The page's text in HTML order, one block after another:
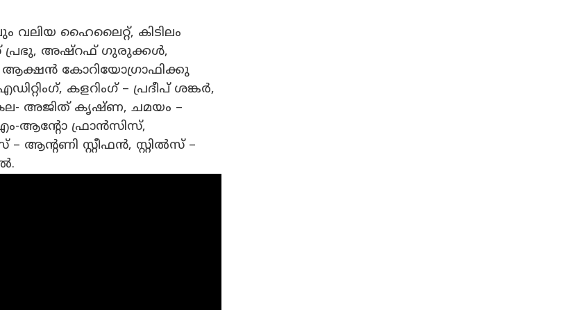
വലിയ ഹൈലൈറ്റ്, കിടിലം
പ്രഭു, അഷ്റഫ് ഗുരുക്കൾ,
കോറിയോഗ്രാഫിക്കു
കളറിംഗ് – പ്രദീപ് ശങ്കർ,
അജിത് കൃഷ്ണ, ചമയം –
ആൻ്റോ ഫ്രാൻസിസ്,
സ്റ്റീഫൻ, സ്റ്റിൽസ് –